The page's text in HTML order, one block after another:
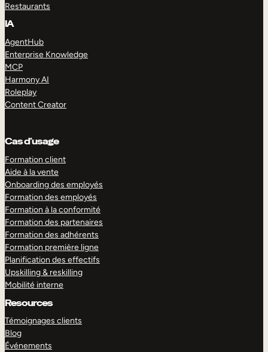
Restaurants
IA
AgentHub
Enterprise Knowledge
MCP
Harmony AI
Roleplay
Content Creator
Cas d’usage
Formation client
Aide à la vente
Onboarding des employés
Formation des employés
Formation à la conformité
Formation des partenaires
Formation des adhérents
Formation première ligne
Planification des effectifs
Upskilling & reskilling
Mobilité interne
Resources
Témoignages clients
Blog
Événements